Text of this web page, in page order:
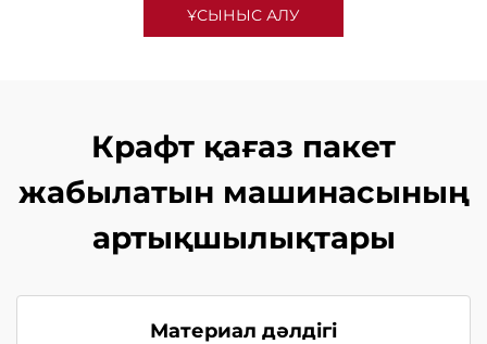
ҰСЫНЫС АЛУ
Крафт қағаз пакет
жабылатын машинасының
артықшылықтары
Материал дәлдігі